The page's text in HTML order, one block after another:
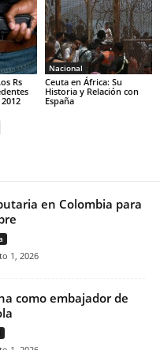
Rs
Nacional
Ceuta en África: Su
Historia y Relación con
España
en Colombia para
1, 2026
como embajador de